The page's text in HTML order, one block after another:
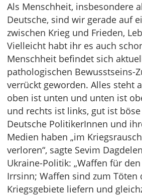
Als Menschheit, insbesondere
Deutsche, sind wir gerade auf
zwischen Krieg und Frieden,
Vielleicht habt ihr es auch
Menschheit befindet sich
pathologischen Bewusstseins-
verrückt geworden. Alles steht
oben ist unten und unten ist
und rechts ist links, gut ist
Deutsche PolitikerInnen und
Medien haben „im
verloren“, sagte Sevim
Ukraine-Politik: „Waffen für
Irrsinn; Waffen sind zum Töten
Kriegsgebiete liefern und